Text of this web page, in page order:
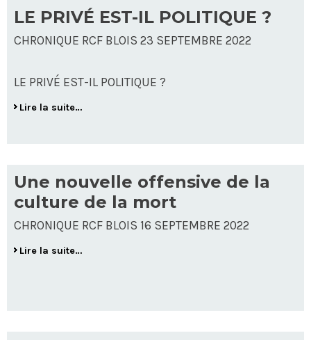
LE PRIVÉ EST-IL POLITIQUE ?
CHRONIQUE RCF BLOIS 23 SEPTEMBRE 2022
LE PRIVÉ EST-IL POLITIQUE ?
Lire la suite…
Une nouvelle offensive de la
culture de la mort
CHRONIQUE RCF BLOIS 16 SEPTEMBRE 2022
Lire la suite…